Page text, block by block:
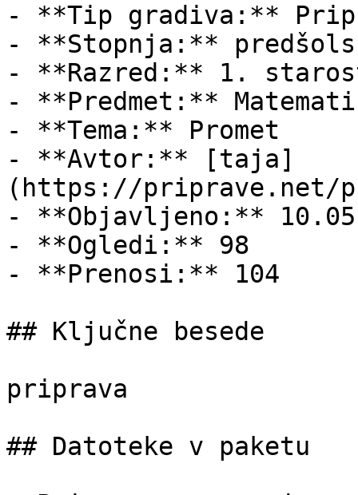
- **Tip gradiva:**
- **Stopnja:**
- **Razred:** 1.
- **Predmet:**
- **Tema:** Promet
- **Avtor:** [taja]
(https://
- **Objavljeno:**
- **Ogledi:** 98
- **Prenosi:** 104
## Ključne besede
priprava
## Datoteke v paketu